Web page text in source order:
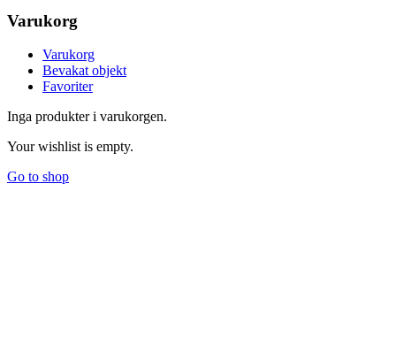
Varukorg
Varukorg
Bevakat objekt
Favoriter
Inga produkter i varukorgen.
Your wishlist is empty.
Go to shop